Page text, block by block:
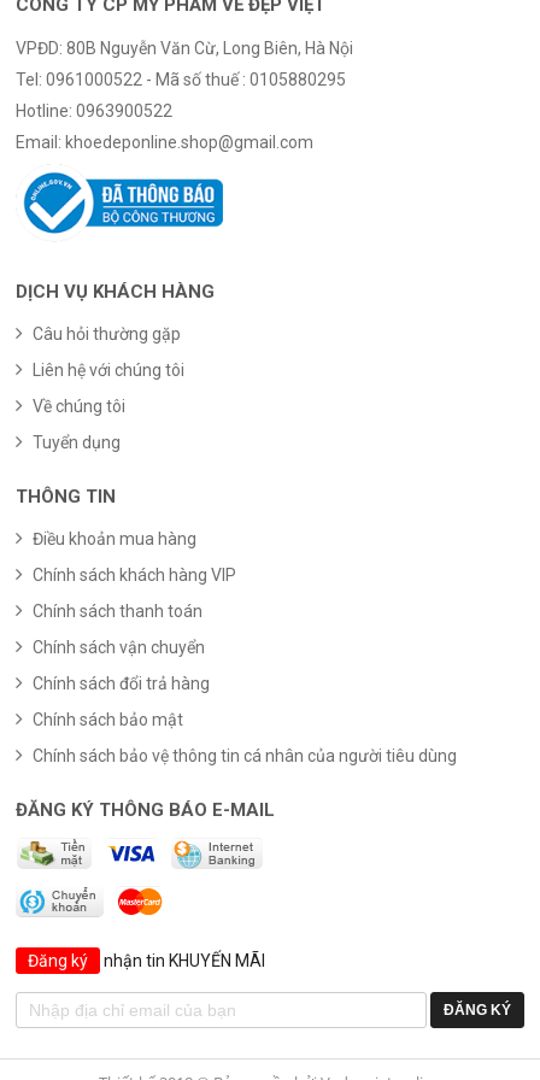
CÔNG TY CP MỸ PHẨM VẺ ĐẸP VIỆT
VPĐD: 80B Nguyễn Văn Cừ, Long Biên, Hà Nội
Tel:0961000522 - Mã số thuế : 0105880295
Hotline:0963900522
Email: khoedeponline.shop@gmail.com
DỊCH VỤ KHÁCH HÀNG
Câu hỏi thường gặp
Liên hệ với chúng tôi
Về chúng tôi
Tuyển dụng
THÔNG TIN
Điều khoản mua hàng
Chính sách khách hàng VIP
Chính sách thanh toán
Chính sách vận chuyển
Chính sách đổi trả hàng
Chính sách bảo mật
Chính sách bảo vệ thông tin cá nhân của người tiêu dùng
ĐĂNG KÝ THÔNG BÁO E-MAIL
Đăng ký nhận tin KHUYẾN MÃI